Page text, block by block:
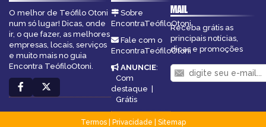
O melhor de Teófilo Otoni
num só lugar! Dicas, onde
ir, o que fazer, as melhores
empresas, locais, serviços
e muito mais no guia
Encontra TeófiloOtoni.
Sobre
EncontraTeófiloOtoni
Fale com o
EncontraTeófiloOtoni
ANUNCIE:
Com
destaque |
Grátis
MAIL
Receba grátis as
principais notícias,
dicas e promoções
Termos| Privacidade
Sitemap